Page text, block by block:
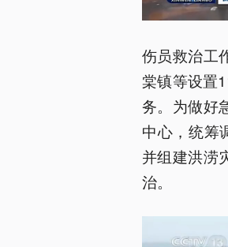
伤员救治工
棠镇等设置
务。为做好
中心，统筹
并组建洪涝
治。